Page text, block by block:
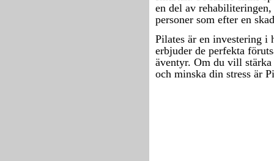
en del av
personer som efter en
Pilates är en investering i
erbjuder de perfekta
äventyr. Om du vill
och minska din stress är